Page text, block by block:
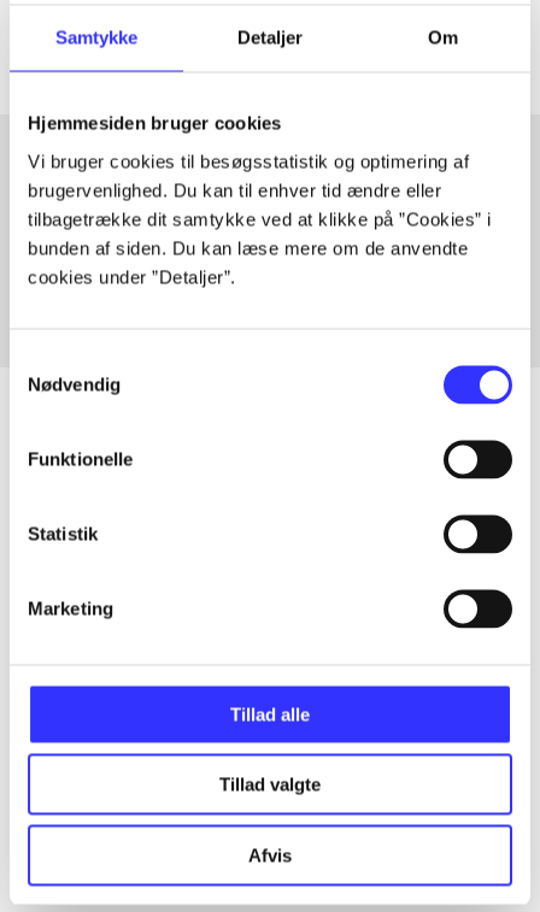
Samtykke Detaljer Om
Hjemmesiden bruger cookies
Vi bruger cookies til besøgsstatistik og optimering af
brugervenlighed. Du kan til enhver tid ændre eller
tilbagetrække dit samtykke ved at klikke på ”Cookies” i
bunden af siden. Du kan læse mere om de anvendte
cookies under ”Detaljer”.
Nødvendig
Funktionelle
Statistik
Marketing
Tillad alle
Tillad valgte
Afvis
Artikler med samme emner
Fra
Alle registrerede artikler fordelt på udgivelser
...
...
...